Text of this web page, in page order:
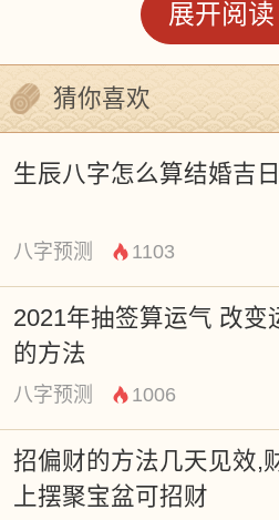
载，或放于大衣、皮包
来，可增加自己的偏财运
二，财库上摆聚宝盆
打开家中客厅大门，对
就是家中的财库，一般
满杂物，或是脏乱不堪
力就会比较弱，而且花
因此，家里的财库除了
最好还能在财库里放一
源不绝的财源，还能让
通顺畅。
展开阅读
猜你喜欢
生辰八字怎么算结婚吉日
八字预测 1103
2021年抽签算运气 改变
的方法
八字预测 1006
招偏财的方法几天见效,
上摆聚宝盆可招财